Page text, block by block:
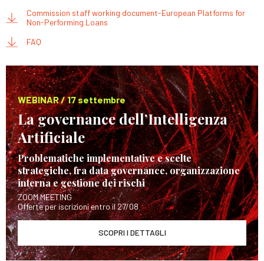
Commission staff working document-European Platforms for
Non-Performing Loans
FAQ
WEBINAR / 17 settembre
La governance dell’Intelligenza
Artificiale
Problematiche implementative e scelte
strategiche, fra data governance, organizzazione
interna e gestione dei rischi
ZOOM MEETING
Offerte per iscrizioni entro il 27/08
SCOPRI I DETTAGLI